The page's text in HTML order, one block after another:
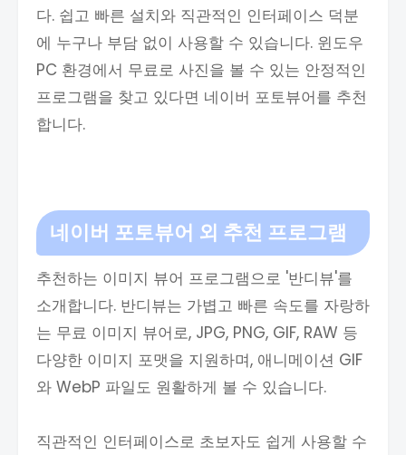
다. 쉽고 빠른 설치와 직관적인 인터페이스 덕분
에 누구나 부담 없이 사용할 수 있습니다. 윈도우
PC 환경에서 무료로 사진을 볼 수 있는 안정적인
프로그램을 찾고 있다면 네이버 포토뷰어를 추천
합니다.
네이버 포토뷰어 외 추천 프로그램
추천하는 이미지 뷰어 프로그램으로 '반디뷰'를
소개합니다. 반디뷰는 가볍고 빠른 속도를 자랑하
는 무료 이미지 뷰어로, JPG, PNG, GIF, RAW 등
다양한 이미지 포맷을 지원하며, 애니메이션 GIF
와 WebP 파일도 원활하게 볼 수 있습니다.
직관적인 인터페이스로 초보자도 쉽게 사용할 수